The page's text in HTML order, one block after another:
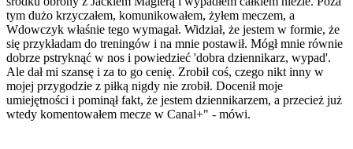
tym dużo krzyczałem, komunikowałem, żyłem meczem, a
Wdowczyk właśnie tego wymagał. Widział, że jestem w formie, że
się przykładam do treningów i na mnie postawił. Mógł mnie równie
dobrze pstryknąć w nos i powiedzieć 'dobra dziennikarz, wypad'.
Ale dał mi szansę i za to go cenię. Zrobił coś, czego nikt inny w
mojej przygodzie z piłką nigdy nie zrobił. Docenił moje
umiejętności i pominął fakt, że jestem dziennikarzem, a przecież już
wtedy komentowałem mecze w Canal+" - mówi.